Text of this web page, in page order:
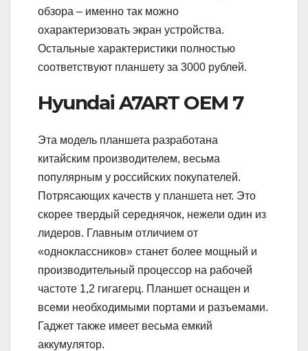
обзора – именно так можно
охарактеризовать экран устройства.
Остальные характеристики полностью
соответствуют планшету за 3000 рублей.
Hyundai A7ART OEM 7
Эта модель планшета разработана
китайским производителем, весьма
популярным у российских покупателей.
Потрясающих качеств у планшета нет. Это
скорее твердый середнячок, нежели один из
лидеров. Главным отличием от
«одноклассников» станет более мощный и
производительный процессор на рабочей
частоте 1,2 гигагерц. Планшет оснащен и
всеми необходимыми портами и разъемами.
Гаджет также имеет весьма емкий
аккумулятор.